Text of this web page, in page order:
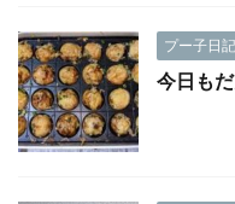
プー子日記
今日も